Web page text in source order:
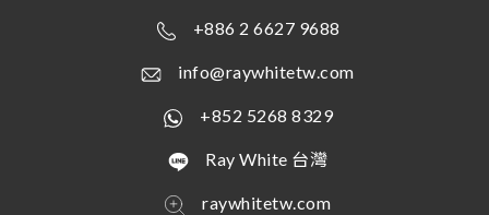
+886 2 6627 9688
info@raywhitetw.com
+852 5268 8329
Ray White 台灣
raywhitetw.com